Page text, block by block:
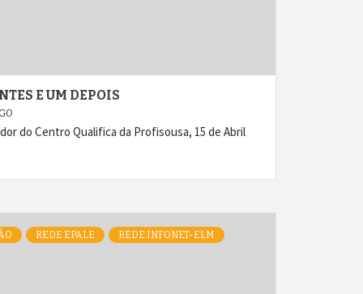
E UM DEPOIS
do Centro Qualifica da Profisousa, 15 de Abril
REDE EPALE REDE INFONET-ELM